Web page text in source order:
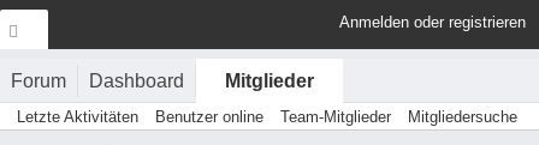
Anmelden oder registrieren
Forum Dashboard Mitglieder
Letzte Aktivitäten Benutzer online Team-Mitglieder Mitgliedersuche